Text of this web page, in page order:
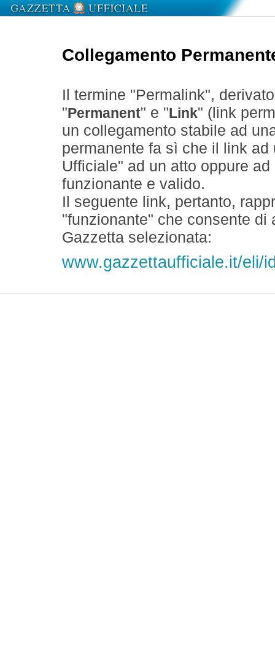
Collegamento
Il termine "Permalink",
" Permanent" e " Link" (link
un collegamento stabile ad
permanente fa sì che il link
Ufficiale" ad un atto oppure
funzionante e valido.
Il seguente link, pertanto,
"funzionante" che consente
Gazzetta selezionata:
www.gazzettaufficiale.it/eli/